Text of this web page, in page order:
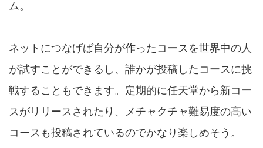
ム。
ネットにつなげば自分が作ったコースを世界中の人
が試すことができるし、誰かが投稿したコースに挑
戦することもできます。定期的に任天堂から新コー
スがリリースされたり、メチャクチャ難易度の高い
コースも投稿されているのでかなり楽しめそう。